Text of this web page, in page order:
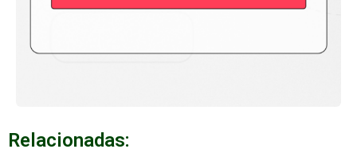
Relacionadas: